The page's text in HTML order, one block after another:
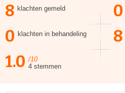
8 klachten gemeld 0
0 klachten in behandeling 8
1.0 /10
4 stemmen